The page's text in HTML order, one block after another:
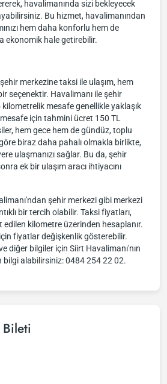
havalimanında sizi bekleyecek
Bu hizmet, havalimanından
hem daha konforlu hem de
ekonomik hale getirebilir.
merkezine taksi ile ulaşım, hem
seçenektir. Havalimanı ile şehir
mesafe genellikle yaklaşık
için tahmini ücret 150 TL
hem gece hem de gündüz, toplu
biraz daha pahalı olmakla birlikte,
ulaşmanızı sağlar. Bu da, şehir
ek bir ulaşım aracı ihtiyacını
şehir merkezi gibi merkezi
bir tercih olabilir. Taksi fiyatları,
edilen kilometre üzerinden hesaplanır.
fiyatlar değişkenlik gösterebilir.
diğer bilgiler için Siirt Havalimanı'nın
bilgi alabilirsiniz: 0484 254 22 02.
Bileti